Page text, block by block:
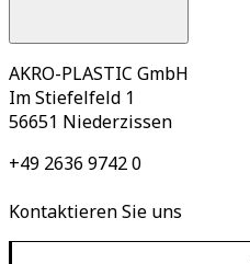
AKRO-PLASTIC GmbH
Im Stiefelfeld 1
56651 Niederzissen
+49 2636 9742 0
Kontaktieren Sie uns